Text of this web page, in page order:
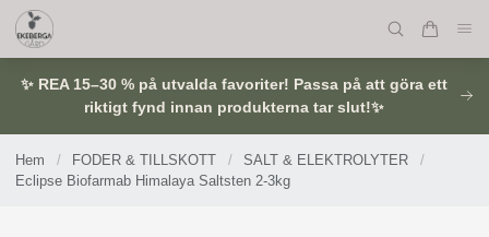
✨ REA 15–30 % på utvalda favoriter! Passa på att göra ett
riktigt fynd innan produkterna tar slut!✨
Hem / FODER & TILLSKOTT / SALT & ELEKTROLYTER
/
Eclipse Biofarmab Himalaya Saltsten 2-3kg